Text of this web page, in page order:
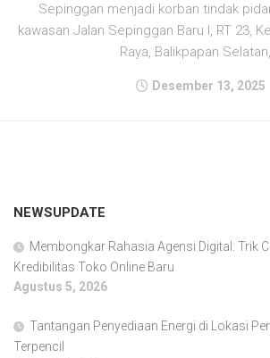
Sepinggan menjadi korban tindak
kawasan Jalan Sepinggan Baru I, RT 23,
Raya, Balikpapan
Desember 13, 2025
NEWSUPDATE
Membongkar Rahasia Agensi Digital: Trik
Kredibilitas Toko Online Baru
Agustus 5, 2026
Tantangan Penyediaan Energi di Lokasi
Terpencil